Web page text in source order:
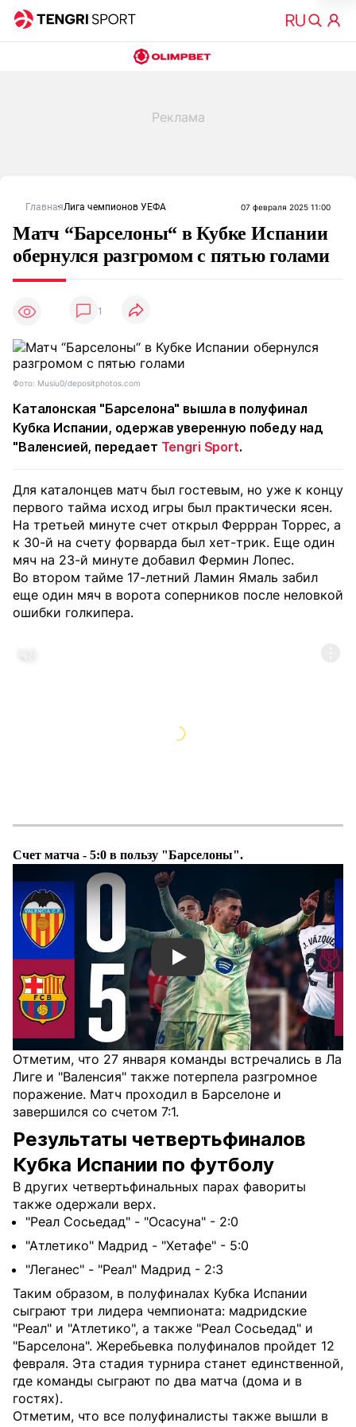
ГлавнаяЛига чемпионов УЕФА 07 февраля 2025 11:00
Матч “Барселоны“ в Кубке Испании
обернулся разгромом с пятью голами
1
Фото: Musiu0/depositphotos.com
Каталонская "Барселона" вышла в полуфинал
Кубка Испании, одержав уверенную победу над
"Валенсией, передает Tengri Sport.
Для каталонцев матч был гостевым, но уже к концу
первого тайма исход игры был практически ясен.
На третьей минуте счет открыл Феррран Торрес, а
к 30-й на счету форварда был хет-трик. Еще один
мяч на 23-й минуте добавил Фермин Лопес.
Во втором тайме 17-летний Ламин Ямаль забил
еще один мяч в ворота соперников после неловкой
ошибки голкипера.
Счет матча - 5:0 в пользу "Барселоны".
Смотреть видео YouTube
Отметим, что 27 января команды встречались в Ла
Лиге и "Валенсия" также потерпела разгромное
поражение. Матч проходил в Барселоне и
завершился со счетом 7:1.
Результаты четвертьфиналов
Кубка Испании по футболу
В других четвертьфинальных парах фавориты
также одержали верх.
"Реал Сосьедад" - "Осасуна" - 2:0
"Атлетико" Мадрид - "Хетафе" - 5:0
"Леганес" - "Реал" Мадрид - 2:3
Таким образом, в полуфиналах Кубка Испании
сыграют три лидера чемпионата: мадридские
"Реал" и "Атлетико", а также "Реал Сосьедад" и
"Барселона". Жеребьевка полуфиналов пройдет 12
февраля. Эта стадия турнира станет единственной,
где команды сыграют по два матча (дома и в
гостях).
Отметим, что все полуфиналисты также вышли в